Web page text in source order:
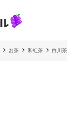
お茶 和紅茶 白川